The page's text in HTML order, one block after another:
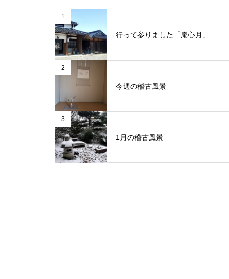
1
行って参りました「庵心月」
2
今週の稽古風景
3
1月の稽古風景